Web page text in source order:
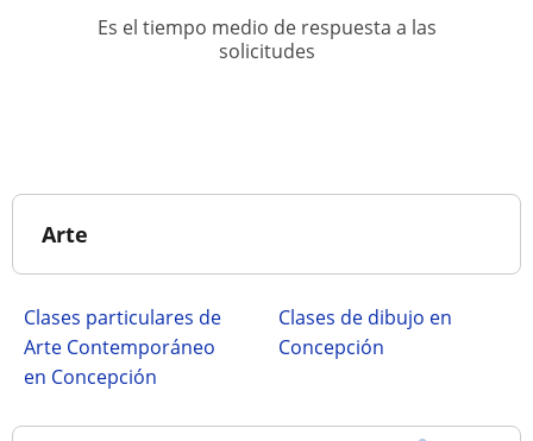
Es el tiempo medio de respuesta a las
solicitudes
Arte
Clases particulares de
Arte Contemporáneo
en Concepción
Clases de dibujo en
Concepción